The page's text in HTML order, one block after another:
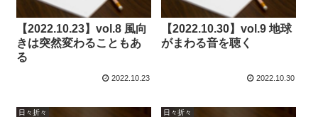
【2022.10.23】vol.8 風向
きは突然変わることもあ
る
2022.10.23
【2022.10.30】vol.9 地球
がまわる音を聴く
2022.10.30
日々折々 日々折々